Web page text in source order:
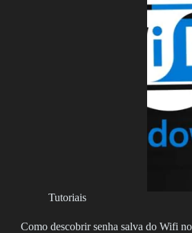
Tutoriais
Como descobrir senha salva do Wifi